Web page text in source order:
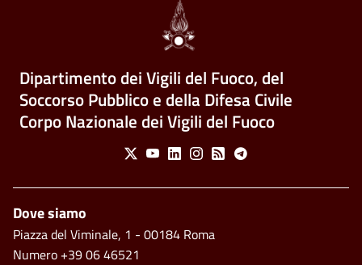
Dipartimento dei Vigili del Fuoco, del
Soccorso Pubblico e della Difesa Civile
Corpo Nazionale dei Vigili del Fuoco
Social Menu
X YoutubeLinkedinInstagram
Feed Telegram
Piè di pagina
Dove siamo
Piazza del Viminale, 1 - 00184 Roma
Numero +39 06 46521